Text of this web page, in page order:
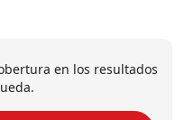
en los resultados